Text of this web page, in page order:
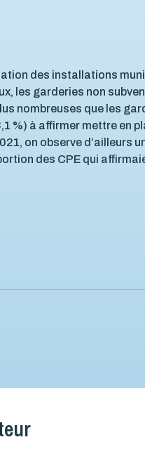
des installations
les garderies non
nombreuses que les
%) à affirmer mettre en
on observe d’ailleurs
des CPE qui